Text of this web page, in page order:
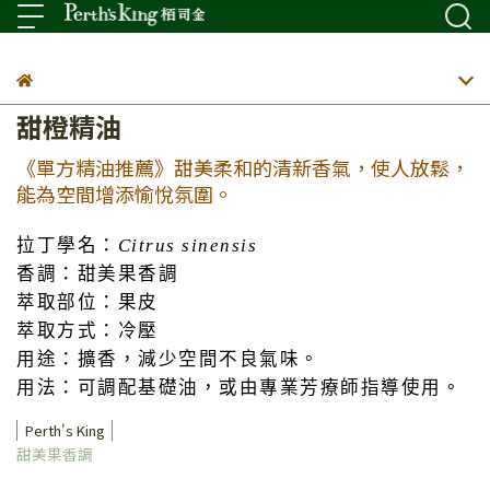
甜橙精油
《單方精油推薦》甜美柔和的清新香氣，使人放鬆，
能為空間增添愉悅氛圍。
拉丁學名： Citrus sinensis
香調：甜美果香調
萃取部位：果皮
萃取方式：冷壓
用途：擴香，減少空間不良氣味。
用法：可調配基礎油，或由專業芳療師指導使用。
Perth's King
甜美果香調